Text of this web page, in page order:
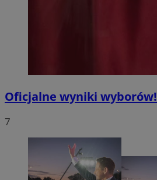
Oficjalne wyniki wyborów!
7